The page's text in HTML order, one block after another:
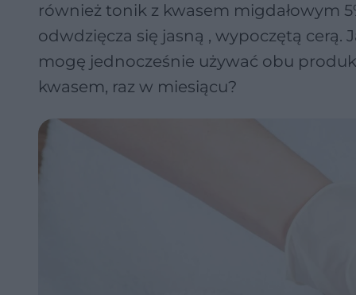
również tonik z kwasem migdałowym
odwdzięcza się jasną , wypoczętą
mogę jednocześnie używać obu
kwasem, raz w miesiącu?